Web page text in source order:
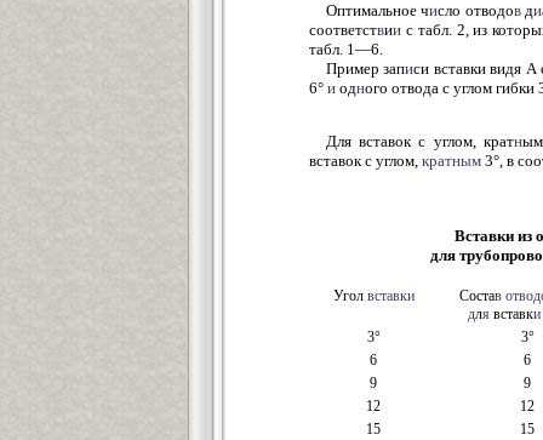
Оптимальное число отводовди
соответствии с табл. 2, из
табл. 1—6.
Пример записи вставки видя А
6° и одного отвода с углом гибки
Для вставок с углом, кратн
вставок с углом, кратным 3°, в
Вставки из
для
Угол вставки Состав
для вставки
3°
3°
6
6
9
9
12
12
15
15